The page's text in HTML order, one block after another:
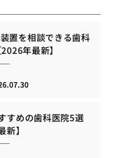
置を相談できる歯科
年最新】
すめの歯科医院5選
新】